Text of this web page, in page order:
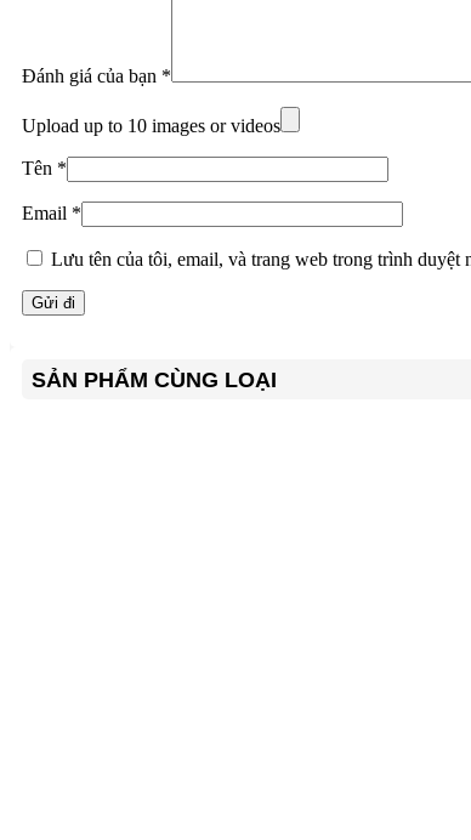
Đánh giá của bạn *
Upload up to 10 images or videos
Tên *
Email *
Lưu tên của tôi, email, và trang web trong trình duyệt
SẢN PHẨM CÙNG LOẠI